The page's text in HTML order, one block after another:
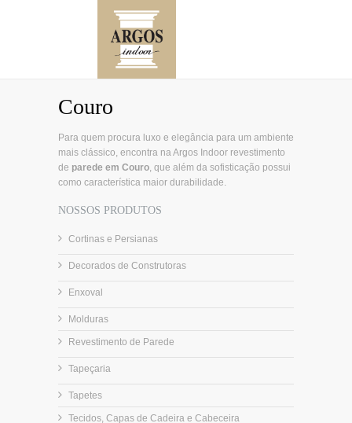
Couro
Para quem procura luxo e elegância para um ambiente
mais clássico, encontra na Argos Indoor revestimento
de parede em Couro, que além da sofisticação possui
como característica maior durabilidade.
NOSSOS PRODUTOS
Cortinas e Persianas
Decorados de Construtoras
Enxoval
Molduras
Revestimento de Parede
Tapeçaria
Tapetes
Tecidos, Capas de Cadeira e Cabeceira